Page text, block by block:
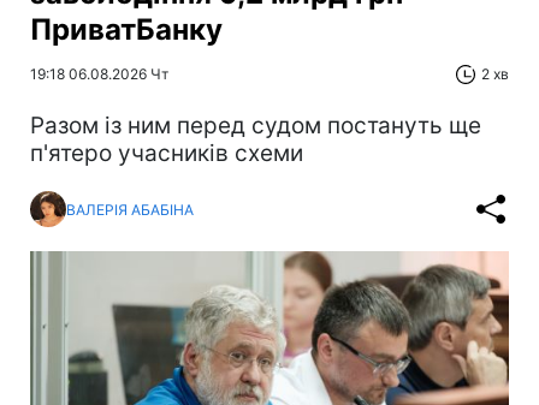
ПриватБанку
19:18 06.08.2026 Чт 2 хв
Разом із ним перед судом постануть ще
п'ятеро учасників схеми
ВАЛЕРІЯ АБАБІНА